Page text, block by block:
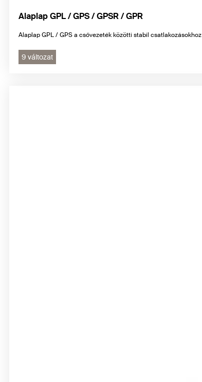
Alaplap GPL / GPS / GPSR / GPR
Alaplap GPL / GPS a csővezeték közötti stabil csatlakozásokhoz
9 változat